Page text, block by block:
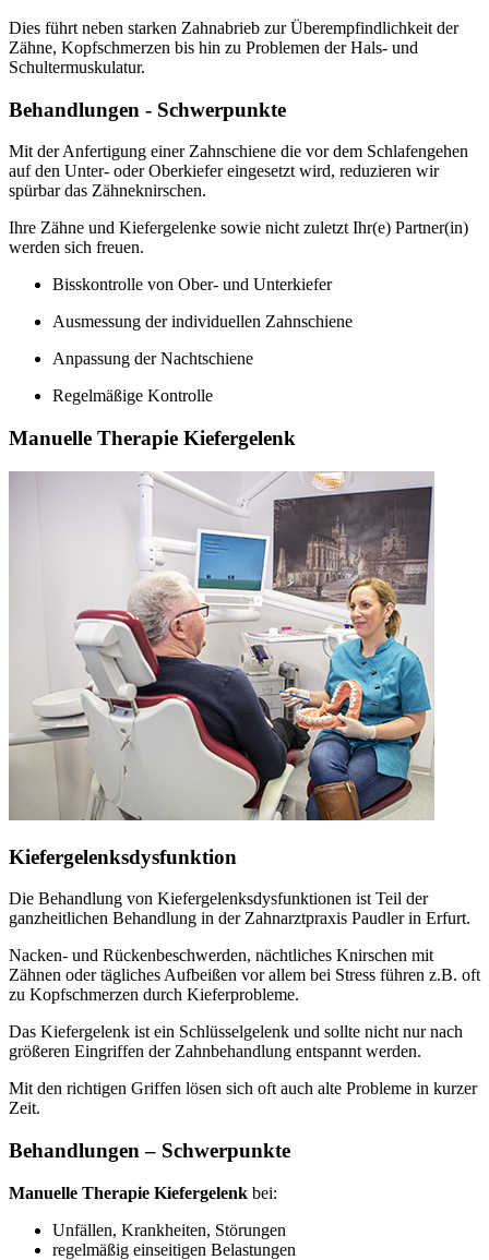
Dies führt neben starken Zahnabrieb zur Überempfindlichkeit der
Zähne, Kopfschmerzen bis hin zu Problemen der Hals- und
Schultermuskulatur.
Behandlungen - Schwerpunkte
Mit der Anfertigung einer Zahnschiene die vor dem Schlafengehen
auf den Unter- oder Oberkiefer eingesetzt wird, reduzieren wir
spürbar das Zähneknirschen.
Ihre Zähne und Kiefergelenke sowie nicht zuletzt Ihr(e) Partner(in)
werden sich freuen.
Bisskontrolle von Ober- und Unterkiefer
Ausmessung der individuellen Zahnschiene
Anpassung der Nachtschiene
Regelmäßige Kontrolle
Manuelle Therapie Kiefergelenk
Kiefergelenksdysfunktion
Die Behandlung von Kiefergelenksdysfunktionen ist Teil der
ganzheitlichen Behandlung in der Zahnarztpraxis Paudler in Erfurt.
Nacken- und Rückenbeschwerden, nächtliches Knirschen mit
Zähnen oder tägliches Aufbeißen vor allem bei Stress führen z.B. oft
zu Kopfschmerzen durch Kieferprobleme.
Das Kiefergelenk ist ein Schlüsselgelenk und sollte nicht nur nach
größeren Eingriffen der Zahnbehandlung entspannt werden.
Mit den richtigen Griffen lösen sich oft auch alte Probleme in kurzer
Zeit.
Behandlungen – Schwerpunkte
Manuelle Therapie Kiefergelenk bei:
Unfällen, Krankheiten, Störungen
regelmäßig einseitigen Belastungen